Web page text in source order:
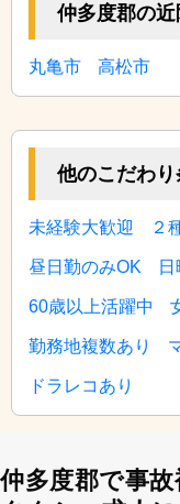
仲多度郡の
丸亀市 高松市
他のこだわ
未経験大歓迎 ２
昼日勤のみOK
60歳以上活躍中
勤務地複数あり
ドラレコあり
仲多度郡で事